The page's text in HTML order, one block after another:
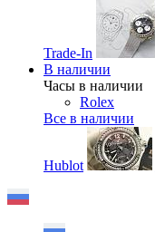
Trade-In
В наличии
Часы в наличии
Rolex
Все в наличии
Hublot